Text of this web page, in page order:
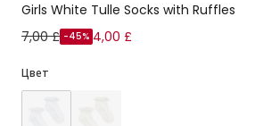
Girls White Tulle Socks with Ruffles
7,00 £ -45% 4,00 £
Цвет